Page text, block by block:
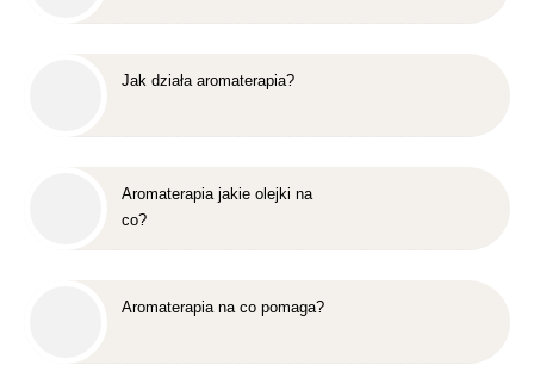
Jak działa aromaterapia?
Aromaterapia jakie olejki na
co?
Aromaterapia na co pomaga?